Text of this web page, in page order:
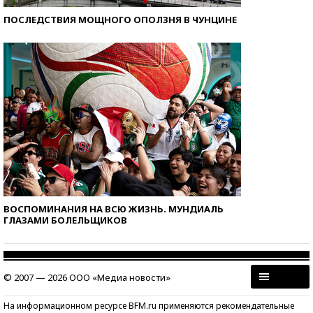
ПОСЛЕДСТВИЯ МОЩНОГО ОПОЛЗНЯ В ЧУНЦИНЕ
ВОСПОМИНАНИЯ НА ВСЮ ЖИЗНЬ. МУНДИАЛЬ
ГЛАЗАМИ БОЛЕЛЬЩИКОВ
© 2007 — 2026 ООО «Медиа новости»
На информационном ресурсе BFM.ru применяются рекомендательные